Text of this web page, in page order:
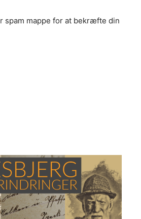
spam mappe for at bekræfte din